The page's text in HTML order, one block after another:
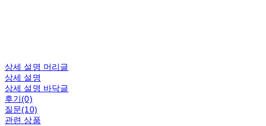
상세 설명 머리글
상세 설명
상세 설명 바닥글
후기(0)
질문(10)
관련 상품